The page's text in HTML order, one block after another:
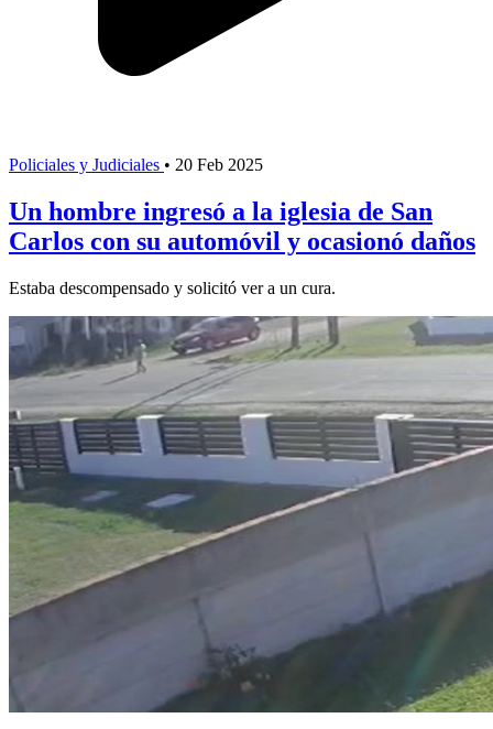
Policiales y Judiciales • 20 Feb 2025
Un hombre ingresó a la iglesia de San
Carlos con su automóvil y ocasionó daños
Estaba descompensado y solicitó ver a un cura.